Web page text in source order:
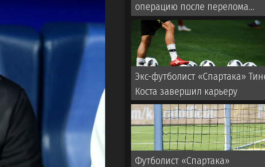
операцию после перелома
ключицы
Экс-футболист «Спартака»
Коста завершил карьеру
Футболист «Спартака»